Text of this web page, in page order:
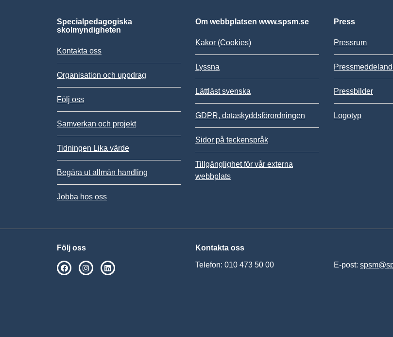
Specialpedagogiska
skolmyndigheten
Kontakta oss
Organisation och uppdrag
Följ oss
Samverkan och projekt
Tidningen Lika värde
Begära ut allmän handling
Jobba hos oss
Om webbplatsen www.spsm.se
Kakor (Cookies)
Lyssna
Lättläst svenska
GDPR, dataskyddsförordningen
Sidor på teckenspråk
Tillgänglighet för vår externa
webbplats
Press
Pressrum
Pressbilder
Logotyp
Följ oss
SPSM på Facebook
SPSM på Instagram
Kontakta oss
Telefon: 010 473 50 00 E-post: